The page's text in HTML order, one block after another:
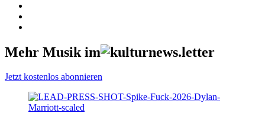
Mehr Musik im
Jetzt kostenlos abonnieren